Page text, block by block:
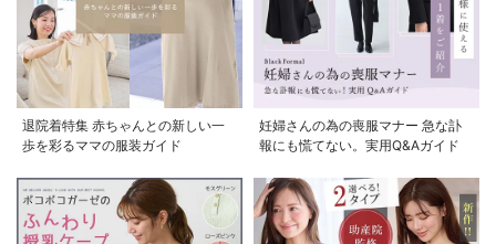
退院着特集 赤ちゃんとの新しい一
歩を彩るママの服装ガイド
妊婦さんの為の喪服マナー 急な訃
報にも慌てない。実用Q&Aガイド